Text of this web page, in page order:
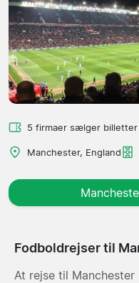
5 firmaer sælger billetter
Manchester, England
Fodboldrejser til
At rejse til